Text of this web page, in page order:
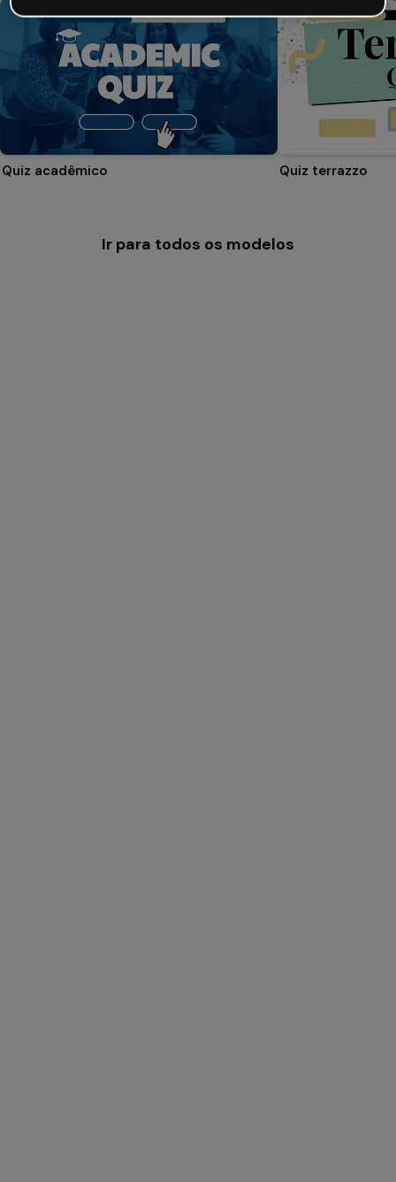
Quiz acadêmico Quiz terrazzo
Ir para todos os modelos